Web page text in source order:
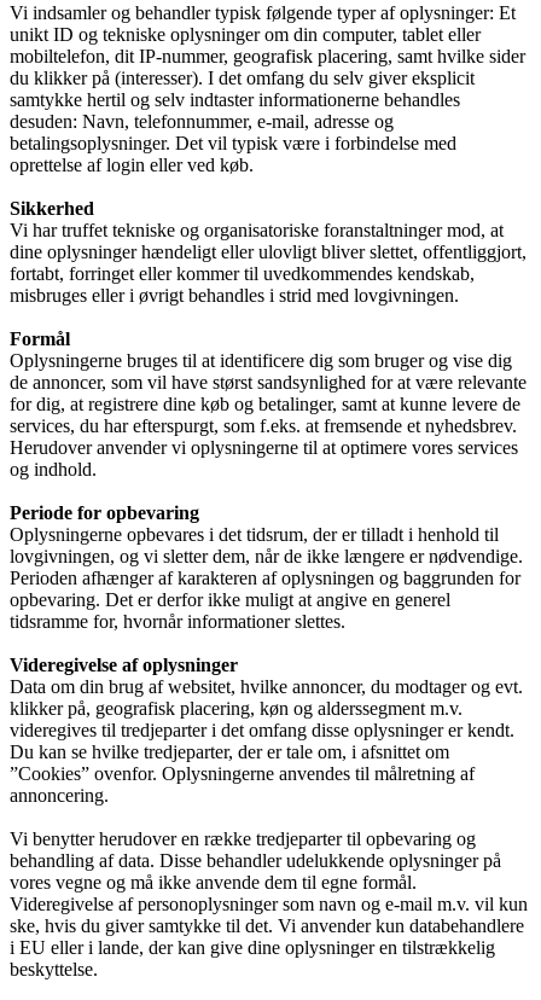
Vi indsamler og behandler typisk følgende typer af oplysninger: Et
unikt ID og tekniske oplysninger om din computer, tablet eller
mobiltelefon, dit IP-nummer, geografisk placering, samt hvilke sider
du klikker på (interesser). I det omfang du selv giver eksplicit
samtykke hertil og selv indtaster informationerne behandles
desuden: Navn, telefonnummer, e-mail, adresse og
betalingsoplysninger. Det vil typisk være i forbindelse med
oprettelse af login eller ved køb.
Sikkerhed
Vi har truffet tekniske og organisatoriske foranstaltninger mod, at
dine oplysninger hændeligt eller ulovligt bliver slettet, offentliggjort,
fortabt, forringet eller kommer til uvedkommendes kendskab,
misbruges eller i øvrigt behandles i strid med lovgivningen.
Formål
Oplysningerne bruges til at identificere dig som bruger og vise dig
de annoncer, som vil have størst sandsynlighed for at være relevante
for dig, at registrere dine køb og betalinger, samt at kunne levere de
services, du har efterspurgt, som f.eks. at fremsende et nyhedsbrev.
Herudover anvender vi oplysningerne til at optimere vores services
og indhold.
Periode for opbevaring
Oplysningerne opbevares i det tidsrum, der er tilladt i henhold til
lovgivningen, og vi sletter dem, når de ikke længere er nødvendige.
Perioden afhænger af karakteren af oplysningen og baggrunden for
opbevaring. Det er derfor ikke muligt at angive en generel
tidsramme for, hvornår informationer slettes.
Videregivelse af oplysninger
Data om din brug af websitet, hvilke annoncer, du modtager og evt.
klikker på, geografisk placering, køn og alderssegment m.v.
videregives til tredjeparter i det omfang disse oplysninger er kendt.
Du kan se hvilke tredjeparter, der er tale om, i afsnittet om
”Cookies” ovenfor. Oplysningerne anvendes til målretning af
annoncering.
Vi benytter herudover en række tredjeparter til opbevaring og
behandling af data. Disse behandler udelukkende oplysninger på
vores vegne og må ikke anvende dem til egne formål.
Videregivelse af personoplysninger som navn og e-mail m.v. vil kun
ske, hvis du giver samtykke til det. Vi anvender kun databehandlere
i EU eller i lande, der kan give dine oplysninger en tilstrækkelig
beskyttelse.